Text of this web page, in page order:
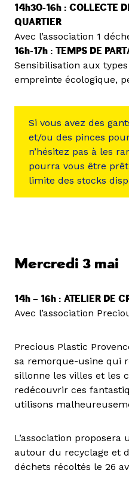
14h30-16h : COLLECTE
QUARTIER
Avec l’association 1
16h-17h : TEMPS DE
Sensibilisation aux
empreinte écologique,
Si vous avez des
et/ou des pinces
n’hésitez pas à les
pourra vous être
limite des stocks
Mercredi 3 mai
14h – 16h : ATELIER DE
Avec l’association
Precious Plastic
sa remorque-usine qui
sillonne les villes et les
redécouvrir ces
utilisons
L’association
autour du recyclage et
déchets récoltés le 26